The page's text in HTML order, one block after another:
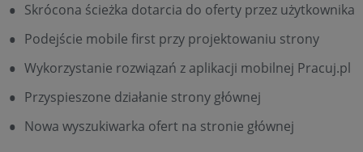
Skrócona ścieżka dotarcia do oferty przez użytkownika
Podejście mobile first przy projektowaniu strony
Wykorzystanie rozwiązań z aplikacji mobilnej Pracuj.pl
Przyspieszone działanie strony głównej
Nowa wyszukiwarka ofert na stronie głównej